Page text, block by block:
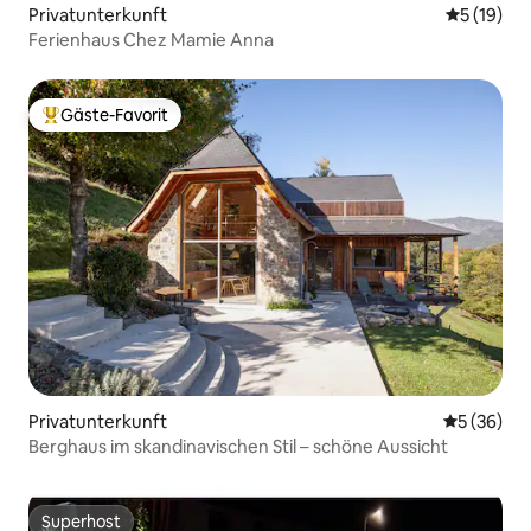
Privatunterkunft
5 (19)
Ferienhaus Chez Mamie Anna
Beliebter Gäste-Favorit.
Gäste-Favorit
Privatunterkunft
5 (36)
Berghaus im skandinavischen Stil – schöne Aussicht
Superhost